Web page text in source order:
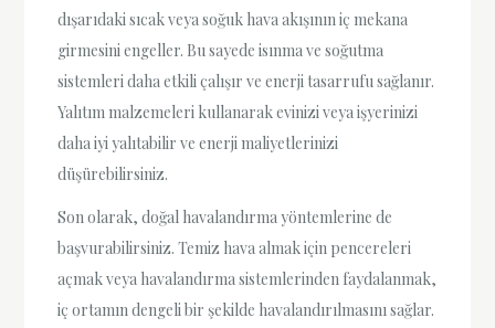
dışarıdaki sıcak veya soğuk hava akışının iç mekana
girmesini engeller. Bu sayede isınma ve soğutma
sistemleri daha etkili çalışır ve enerji tasarrufu sağlanır.
Yalıtım malzemeleri kullanarak evinizi veya işyerinizi
daha iyi yalıtabilir ve enerji maliyetlerinizi
düşürebilirsiniz.
Son olarak, doğal havalandırma yöntemlerine de
başvurabilirsiniz. Temiz hava almak için pencereleri
açmak veya havalandırma sistemlerinden faydalanmak,
iç ortamın dengeli bir şekilde havalandırılmasını sağlar.